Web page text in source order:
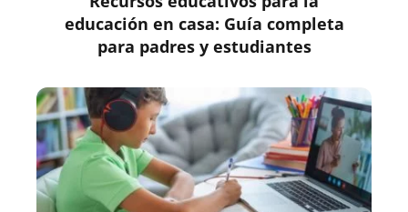
educación en casa: Guía completa
para padres y estudiantes